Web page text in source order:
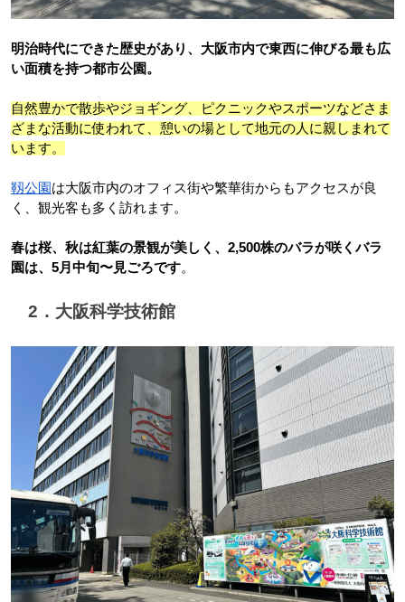
明治時代にできた歴史があり、大阪市内で東西に伸びる最も広
い面積を持つ都市公園。
自然豊かで散歩やジョギング、ピクニックやスポーツなどさま
ざまな活動に使われて、憩いの場として地元の人に親しまれて
います。
靱公園は大阪市内のオフィス街や繁華街からもアクセスが良
く、観光客も多く訪れます。
春は桜、秋は紅葉の景観が美しく、2,500株のバラが咲くバラ
園は、5月中旬〜見ごろです。
2．大阪科学技術館